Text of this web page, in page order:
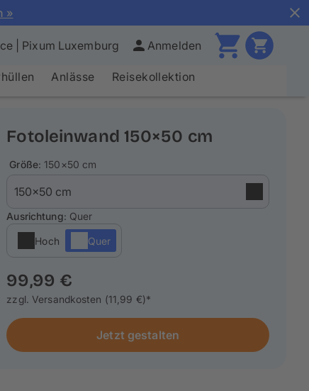
»
| Pixum Luxemburg Anmelden
Anlässe Reisekollektion
Fotoleinwand 150×50 cm
Größe: 150×50 cm
Ausrichtung: Quer
Hoch Quer
99,99 €
zzgl. Versandkosten (11,99 €)*
Jetzt gestalten